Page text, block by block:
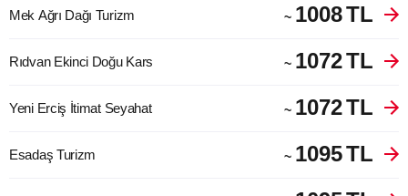
Mek Ağrı Dağı Turizm ~ 1008TL
Rıdvan Ekinci Doğu Kars ~ 1072TL
Yeni Erciş İtimat Seyahat ~ 1072TL
Esadaş Turizm ~ 1095TL